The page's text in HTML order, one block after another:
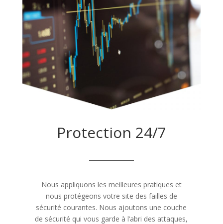
Protection 24/7
Nous appliquons les meilleures pratiques et
nous protégeons votre site des failles de
sécurité courantes. Nous ajoutons une couche
de sécurité qui vous garde à l’abri des attaques,